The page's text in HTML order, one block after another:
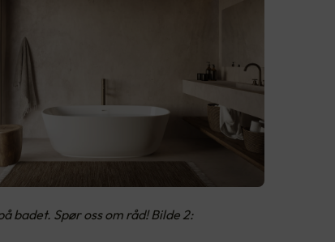
badet. Spør oss om råd! Bilde 2: